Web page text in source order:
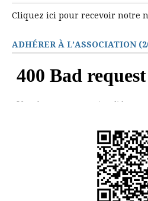
Cliquez ici pour recevoir notre
ADHÉRER À L’ASSOCIATION